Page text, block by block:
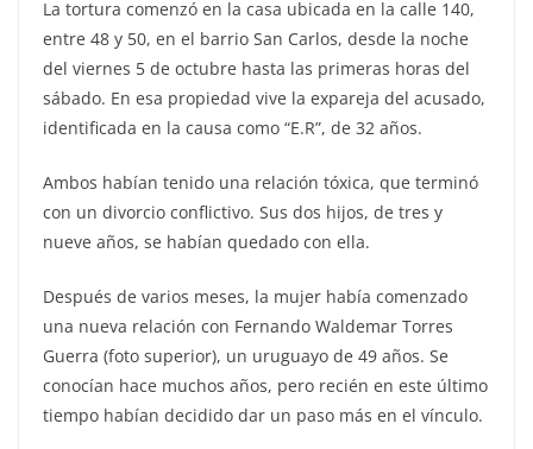
La tortura comenzó en la casa ubicada en la calle 140,
entre 48 y 50, en el barrio San Carlos, desde la noche
del viernes 5 de octubre hasta las primeras horas del
sábado. En esa propiedad vive la expareja del acusado,
identificada en la causa como “E.R”, de 32 años.
Ambos habían tenido una relación tóxica, que terminó
con un divorcio conflictivo. Sus dos hijos, de tres y
nueve años, se habían quedado con ella.
Después de varios meses, la mujer había comenzado
una nueva relación con Fernando Waldemar Torres
Guerra (foto superior), un uruguayo de 49 años. Se
conocían hace muchos años, pero recién en este último
tiempo habían decidido dar un paso más en el vínculo.